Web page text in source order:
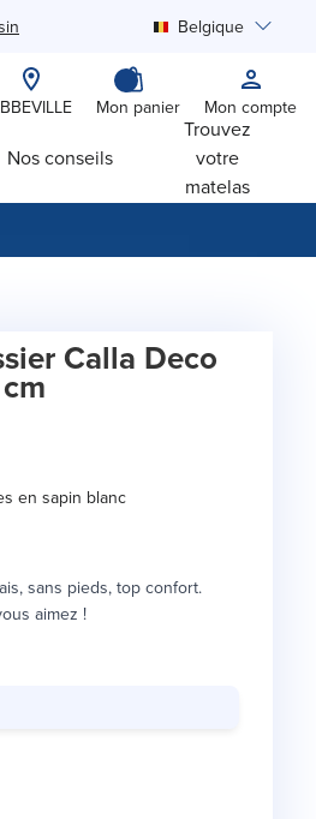
Belgique
Mon panier Mon compte
Nos conseils
Trouvez
votre
matelas
Calla Deco
en sapin blanc
sans pieds, top confort.
aimez !